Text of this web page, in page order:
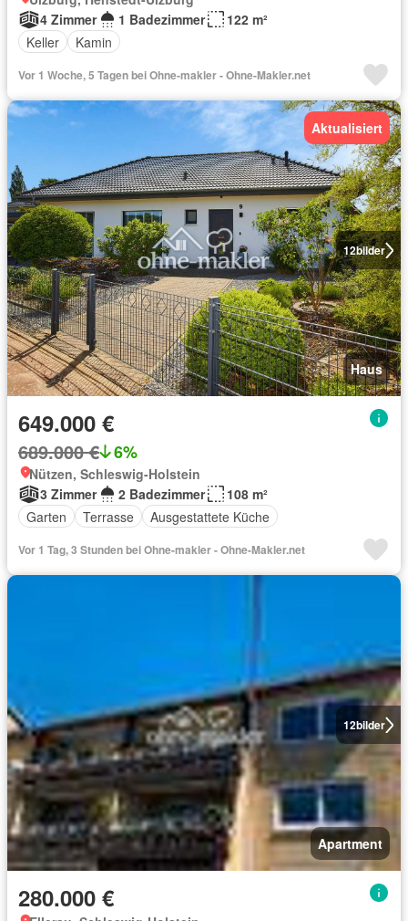
4 Zimmer
1 Badezimmer
122 m²
Keller
Kamin
Vor 1 Woche, 5 Tagen bei Ohne-makler - Ohne-Makler.net
12bilder
Aktualisiert
Haus
649.000 €
689.000 € 6%
Nützen, Schleswig-Holstein
3 Zimmer
2 Badezimmer
108 m²
Garten
Terrasse Ausgestattete Küche
Vor 1 Tag, 3 Stunden bei Ohne-makler - Ohne-Makler.net
12bilder
Apartment
280.000 €